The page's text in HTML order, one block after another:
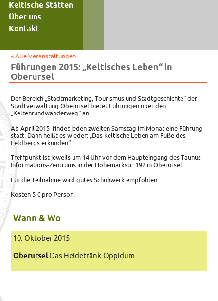
Keltische Stätten
Über uns
Kontakt
« Alle Veranstaltungen
Führungen 2015: „Keltisches Leben“ in
Oberursel
Der Bereich „Stadtmarketing, Tourismus und Stadtgeschichte“ der
Stadtverwaltung Oberursel bietet Führungen über den
„Keltenrundwanderweg“ an.
Ab April 2015 findet jeden zweiten Samstag im Monat eine Führung
statt. Dann heißt es wieder: „Das keltische Leben am Fuße des
Feldbergs erkunden“.
Treffpunkt ist jeweils um 14 Uhr vor dem Haupteingang des Taunus-
Informations-Zentrums in der Hohemarkstr. 192 in Oberursel.
Für die Teilnahme wird gutes Schuhwerk empfohlen.
Kosten 5 € pro Person.
Wann & Wo
10. Oktober 2015
Oberursel Das Heidetränk-Oppidum